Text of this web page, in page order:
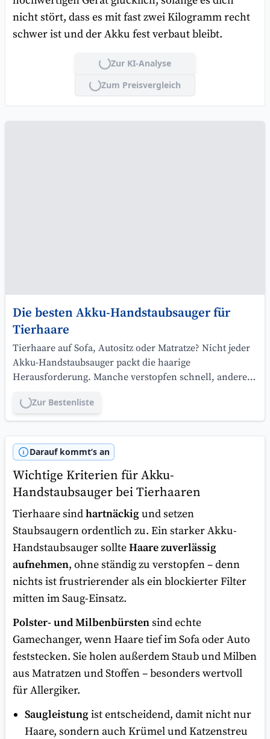
nicht stört, dass es mit fast zwei Kilogramm recht
schwer ist und der Akku fest verbaut bleibt.
Lade...
Zur KI-Analyse
Lade...
Zum Preisvergleich
Die besten Akku-Handstaubsauger für
Tierhaare
Tierhaare auf Sofa, Autositz oder Matratze? Nicht jeder
Akku-Handstaubsauger packt die haarige
Herausforderung. Manche verstopfen schnell, andere
schafft es in dein Zuhause und welche Ausstattung
brauchst du wirklich?
Lade...
Zur Bestenliste
Darauf kommt’s an
Wichtige Kriterien für Akku-
Handstaubsauger bei Tierhaaren
Tierhaare sindhartnäckigund setzen
Staubsaugern ordentlich zu. Ein starker Akku-
Handstaubsauger sollteHaare zuverlässig
aufnehmen, ohne ständig zu verstopfen – denn
nichts ist frustrierender als ein blockierter Filter
mitten im Saug-Einsatz.
Polster- und Milbenbürstensind echte
Gamechanger, wenn Haare tief im Sofa oder Auto
feststecken. Sie holen außerdem Staub und Milben
aus Matratzen und Stoffen – besonders wertvoll
für Allergiker.
Saugleistungist entscheidend, damit nicht nur
Haare, sondern auch Krümel und Katzenstreu